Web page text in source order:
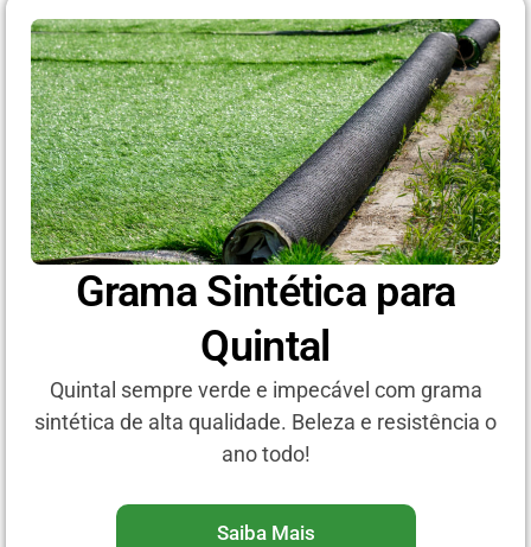
Grama Sintética para
Quintal
Quintal sempre verde e impecável com grama
sintética de alta qualidade. Beleza e resistência o
ano todo!
Saiba Mais